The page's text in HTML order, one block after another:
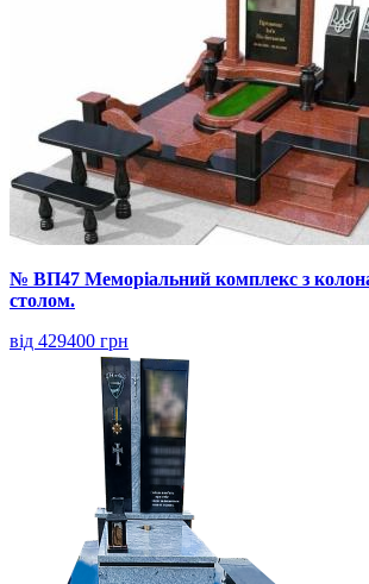
№ ВП47 Меморіальний комплекс з
столом.
від 429400 грн